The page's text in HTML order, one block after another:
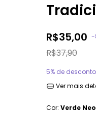
R$35,00 -
R$37,90
5% de desconto
Ver mais
Cor: Verde